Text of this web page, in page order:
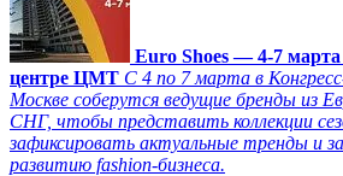
Euro Shoes — 4-7 марта
центре ЦМТ С 4 по 7 марта в
Москве соберутся ведущие бренды из
СНГ, чтобы представить коллекции
зафиксировать актуальные тренды и
развитию fashion-бизнеса.